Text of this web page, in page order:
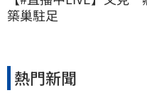
築巢駐足
熱門新聞